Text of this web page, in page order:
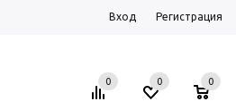
Вход Регистрация
0 0 0